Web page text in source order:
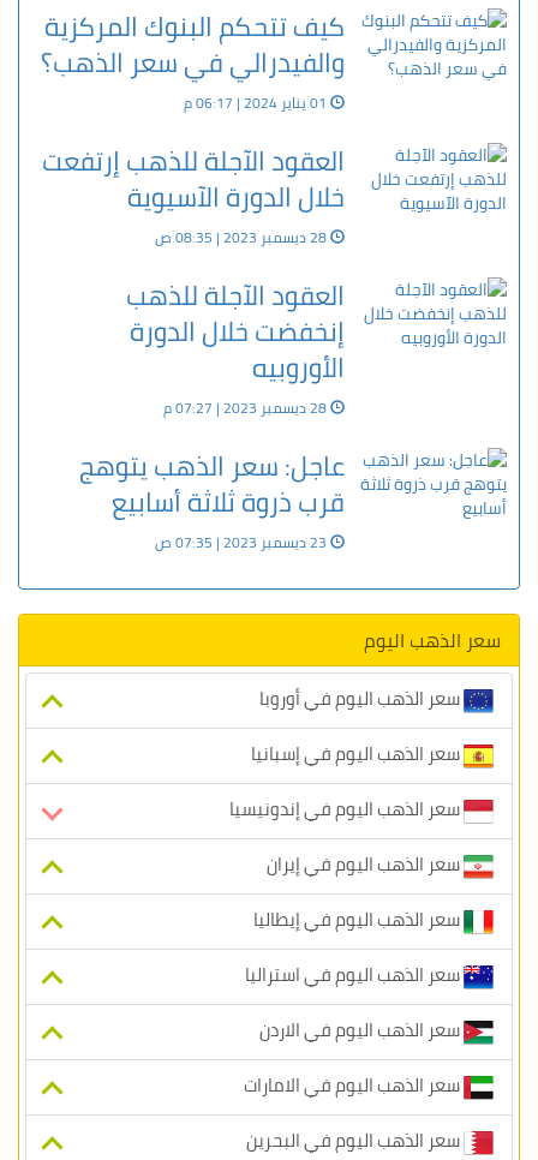
كيف تتحكم البنوك المركزية
والفيدرالي في سعر الذهب؟
العقود الآجلة للذهب إرتفعت
خلال الدورة الآسيوية
28 ديسمبر 2023 | 08:35 ص
العقود الآجلة للذهب
إنخفضت خلال الدورة
الأوروبيه
28 ديسمبر 2023 | 07:27 م
عاجل: سعر الذهب يتوهج
قرب ذروة ثلاثة أسابيع
سعر الذهب اليوم
سعر الذهب اليوم في أوروبا
سعر الذهب اليوم في إسبانيا
سعر الذهب اليوم في إندونيسيا
سعر الذهب اليوم في إيران
سعر الذهب اليوم في إيطاليا
سعر الذهب اليوم في استراليا
سعر الذهب اليوم في الاردن
سعر الذهب اليوم في الامارات
سعر الذهب اليوم في البحرين